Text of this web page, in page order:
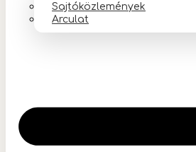
Sajtóközlemények
Arculat